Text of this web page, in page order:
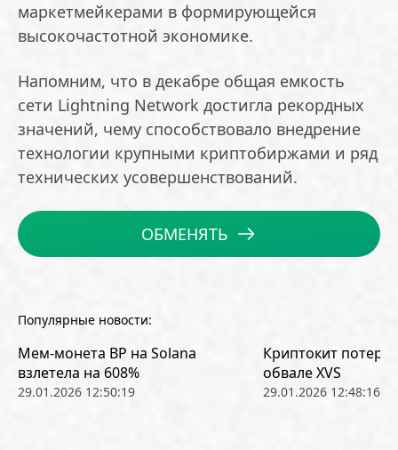
маркетмейкерами в формирующейся
высокочастотной экономике.
Напомним, что в декабре общая емкость
сети Lightning Network достигла рекордных
значений, чему способствовало внедрение
технологии крупными криптобиржами и ряд
технических усовершенствований.
ОБМЕНЯТЬ
Популярные новости:
Мем-монета BP на Solana
взлетела на 608%
29.01.2026 12:50:19
Криптокит
обвале XVS
29.01.2026 12:48:16